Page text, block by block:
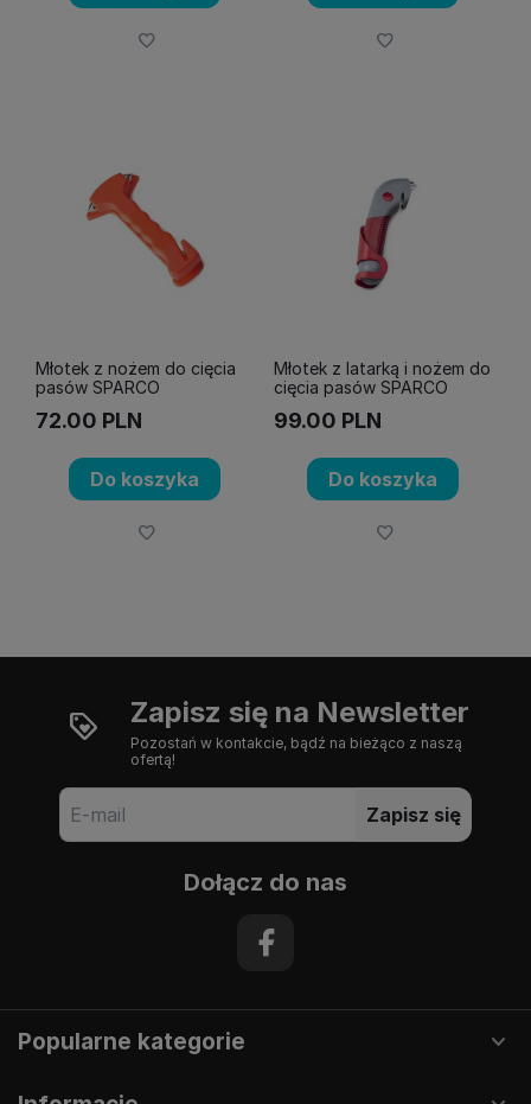
Młotek z nożem do cięcia
pasów SPARCO
72.00 PLN
Do koszyka
Młotek z latarką i nożem do
cięcia pasów SPARCO
99.00 PLN
Do koszyka
Zapisz się na Newsletter
Pozostań w kontakcie, bądź na bieżąco z naszą
ofertą!
Zapisz się
Dołącz do nas
Popularne kategorie